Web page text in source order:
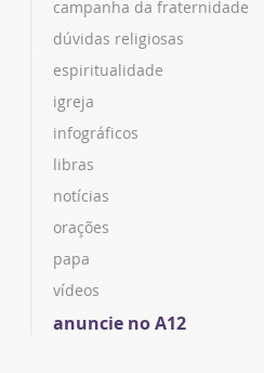
campanha da fraternidade
dúvidas religiosas
espiritualidade
igreja
infográficos
libras
notícias
orações
papa
vídeos
anuncie no A12